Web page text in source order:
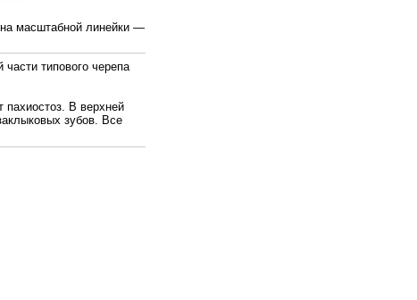
масштабной линейки —
типового черепа
пахиостоз. В верхней
зубов. Все